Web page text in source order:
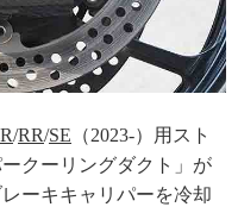
/RR/SE （2023-）用スト
クーリングダクト」が
ーキキャリパーを冷却